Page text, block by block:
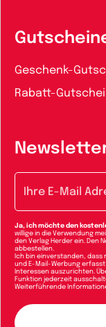
Geschenk-
Rabatt-
Ja, ich möchte den
willige in die Verwendung
den Verlag Herder ein. Den
abbestellen.
Ich bin einverstanden,
und E-Mail-Werbung
Interessen auszurichten.
Funktion jederzeit
Weiterführende